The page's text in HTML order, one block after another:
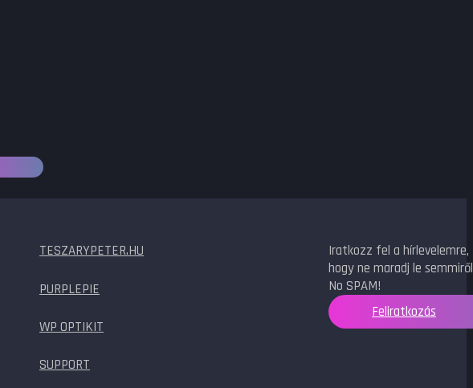
TESZARYPETER.HU
PURPLEPIE
WP OPTIKIT
SUPPORT
Iratkozz fel a hírlevelemre,
hogy ne maradj le
No SPAM!
Feliratkozás